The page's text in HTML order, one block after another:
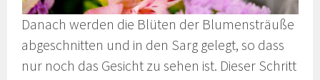
Danach werden die Blüten der Blumensträuße
abgeschnitten und in den Sarg gelegt, so dass
nur noch das Gesicht zu sehen ist. Dieser Schritt